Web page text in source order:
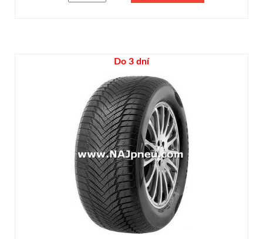
Do 3 dní